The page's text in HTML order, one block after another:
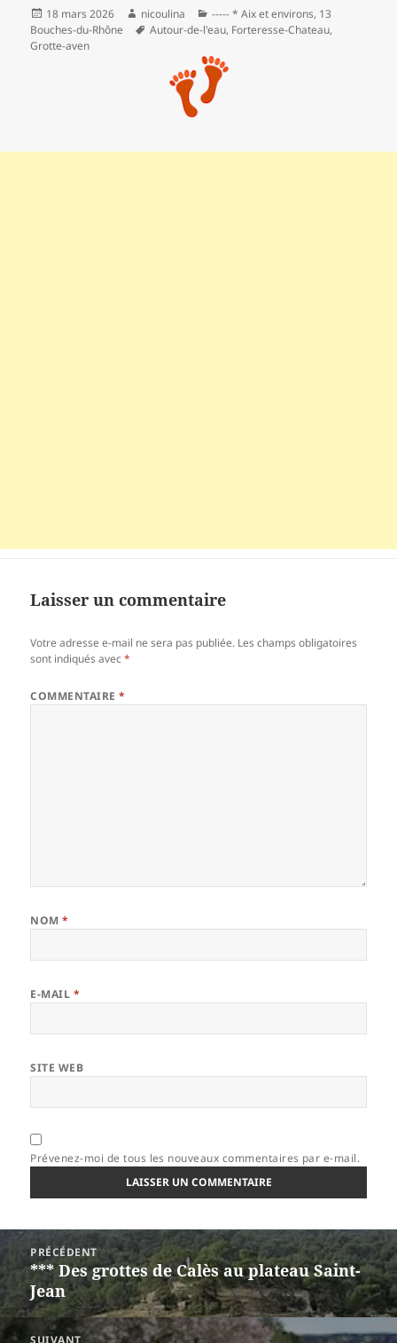
Publié
le
18 mars 2026 Auteur
nicoulina Catégories
----- * Aix et environs, 13
Bouches-du-Rhône
Mots-
clés
Autour-de-l'eau, Forteresse-Chateau,
Grotte-aven
Laisser un commentaire
Votre adresse e-mail ne sera pas publiée. Les champs obligatoires
sont indiqués avec*
COMMENTAIRE*
NOM*
E-MAIL *
SITE WEB
Prévenez-moi de tous les nouveaux commentaires par e-mail.
Navigation
l’article
PRÉCÉDENT
Article
précédent :
*** Des grottes de Calès au plateau Saint-
Jean
SUIVANT